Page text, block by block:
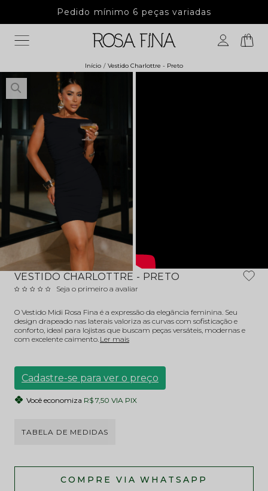
no PIX acima de 10 peças Pedido mínimo
Início Vestido Charlottre - Preto
VESTIDO CHARLOTTRE - PRETO
Seja o primeiro a avaliar
O Vestido Midi Rosa Fina é a expressão da elegância feminina. Seu
design drapeado nas laterais valoriza as curvas com sofisticação e
conforto, ideal para lojistas que buscam peças versáteis, modernas e
com excelente caimento. Ler mais
Cadastre-se para ver o preço
Você economiza R$ 7,50 VIA PIX
TABELA DE MEDIDAS